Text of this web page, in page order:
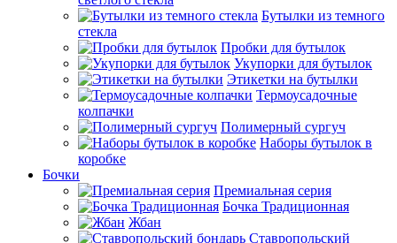
Бутылки из темного
стекла
Пробки для бутылок
Укупорки для бутылок
Этикетки на бутылки
Термоусадочные
колпачки
Полимерный сургуч
Наборы бутылок в
коробке
Бочки
Премиальная серия
Бочка Традиционная
Жбан
Ставропольский